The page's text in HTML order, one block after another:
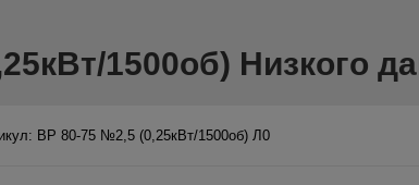
1500об) Низкого
ВР 80-75 №2,5 (0,25кВт/1500об) Л0